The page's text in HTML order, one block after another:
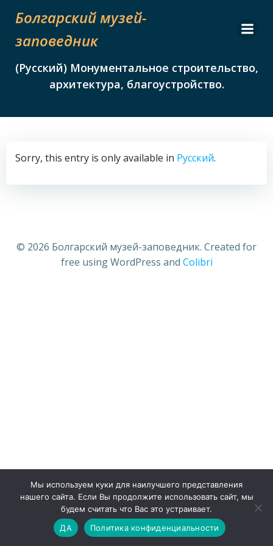
to
Болгарский музей-
заповедник
(Русский) Монументальное строительство,
архитектура, благоустройство.
Sorry, this entry is only available in Русский.
© 2026 Болгарский музей-заповедник. Created for
free using WordPress and Colibri
Мы используем куки для наилучшего представления
нашего сайта. Если Вы продолжите использовать сайт, мы
будем считать что Вас это устраивает.
ДА
Политика конфиденциальности